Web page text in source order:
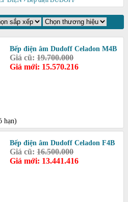
Bếp điện âm Dudoff Celadon M4B
Giá cũ:19.700.000
Giá mới: 15.570.216
hạn)
Bếp điện âm Dudoff Celadon F4B
Giá cũ:16.500.000
Giá mới: 13.441.416